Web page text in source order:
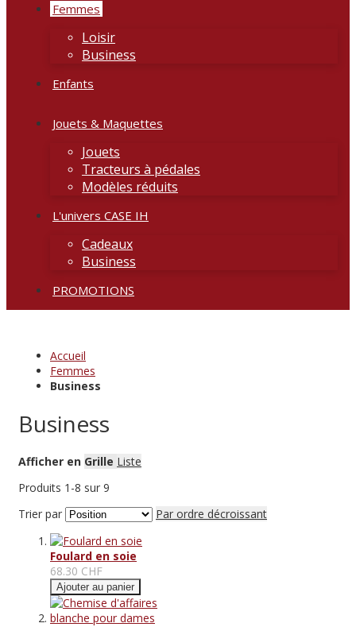
Femmes
Loisir
Business
Enfants
Jouets & Maquettes
Jouets
Tracteurs à pédales
Modèles réduits
L'univers CASE IH
Cadeaux
Business
PROMOTIONS
Accueil
Femmes
Business
Business
Afficher en Grille Liste
Produits 1 -8 sur 9
Trier par
Par ordre décroissant
Foulard en soie
68.30 CHF
Ajouter au panier